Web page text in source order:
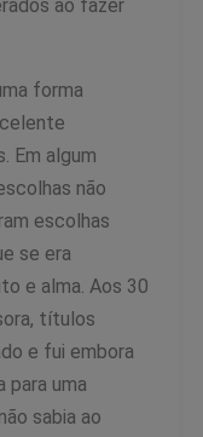
ao fazer
forma
Em algum
não
escolhas
se era
e alma. Aos 30
títulos
e fui embora
para uma
sabia ao